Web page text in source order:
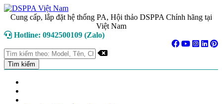
Cung cấp, lắp đặt hệ thống PA, Hội thảo DSPPA Chính hãng tại
Việt Nam
Hotline: 0942500109 (Zalo)